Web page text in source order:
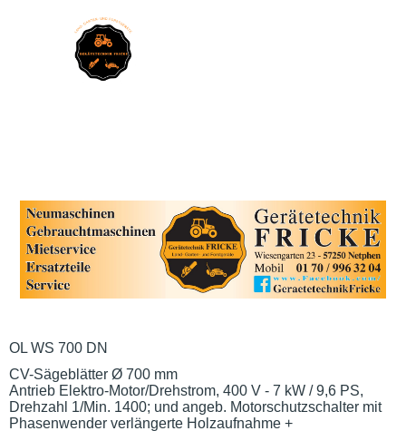
OL WS 700 DN
CV-Sägeblätter Ø 700 mm
Antrieb Elektro-Motor/Drehstrom, 400 V - 7 kW / 9,6 PS,
Drehzahl 1/Min. 1400; und angeb. Motorschutzschalter mit
Phasenwender verlängerte Holzaufnahme +